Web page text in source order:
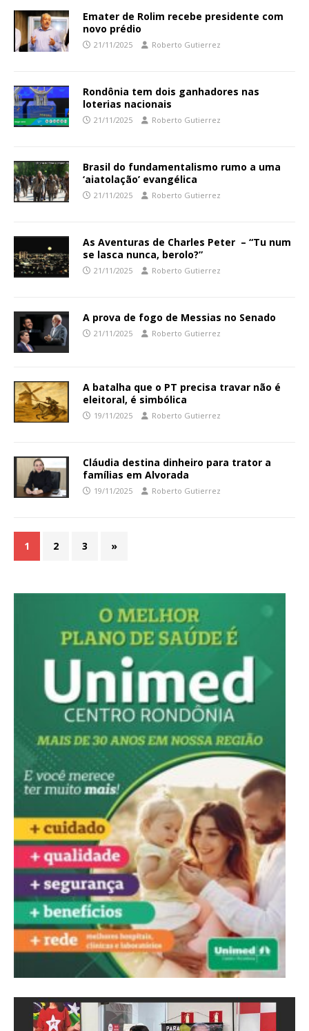
Emater de Rolim recebe presidente com
novo prédio
21/11/2025 Roberto Gutierrez
Rondônia tem dois ganhadores nas
loterias nacionais
21/11/2025 Roberto Gutierrez
Brasil do fundamentalismo rumo a uma
‘aiatolação’ evangélica
21/11/2025 Roberto Gutierrez
As Aventuras de Charles Peter – “Tu num
se lasca nunca, berolo?”
21/11/2025 Roberto Gutierrez
A prova de fogo de Messias no Senado
21/11/2025 Roberto Gutierrez
A batalha que o PT precisa travar não é
eleitoral, é simbólica
19/11/2025 Roberto Gutierrez
Cláudia destina dinheiro para trator a
famílias em Alvorada
19/11/2025 Roberto Gutierrez
1 2 3 »